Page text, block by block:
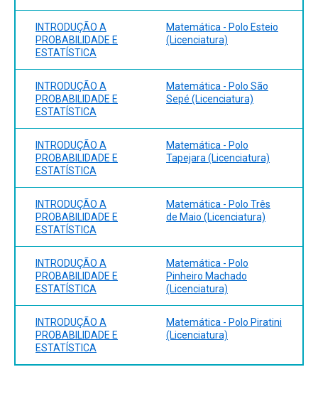
INTRODUÇÃO A
PROBABILIDADE E
ESTATÍSTICA
Matemática - Polo Esteio
(Licenciatura)
INTRODUÇÃO A
PROBABILIDADE E
ESTATÍSTICA
Matemática - Polo São
Sepé (Licenciatura)
INTRODUÇÃO A
PROBABILIDADE E
ESTATÍSTICA
Matemática - Polo
Tapejara (Licenciatura)
INTRODUÇÃO A
PROBABILIDADE E
ESTATÍSTICA
Matemática - Polo Três
de Maio (Licenciatura)
INTRODUÇÃO A
PROBABILIDADE E
ESTATÍSTICA
Matemática - Polo
Pinheiro Machado
(Licenciatura)
INTRODUÇÃO A
PROBABILIDADE E
ESTATÍSTICA
Matemática - Polo Piratini
(Licenciatura)